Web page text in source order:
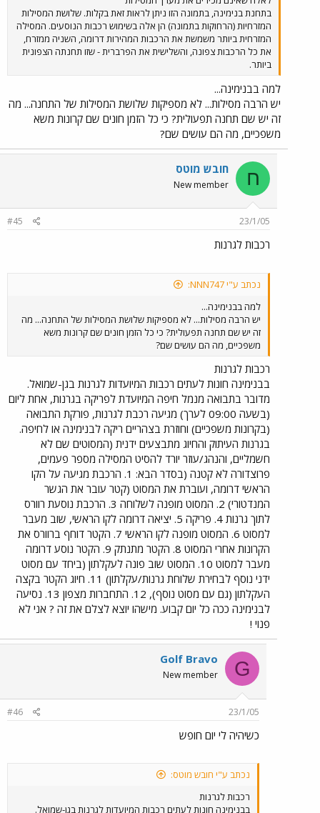
בתחנת בנימינה, בתמונה הזו ניתן לראות זאת בקלות. שלושת המסילות
המזרחיות (הרחוקות בתמונה) הן אלה בשימוש רכבות הנוסעים. המסילה
המזרחית ביותר משמשת את הרכבות המהירות דרומה, השניה ממזרח,
את כל הרכבות צפונה, והשלישית את הפרברית - שזו תחנתה הצפונית
ביותר.
למה בבנימינה...
יש הרבה מסילות... לא מספיקות שלושת המסילות של התחנה... מה
זה יש שם תחנה תפעולית? כי כל הזמן חונים שם קרונות משא
משפכיים, מה הם עושים שם?
ח חובש מוטס
New member
23/1/05
#45
רכבות לגרנות
נכתב ע"י NNN747:
למה בבנימינה...
יש הרבה מסילות... לא מספיקות שלושת המסילות של התחנה... מה
זה יש שם תחנה תפעולית? כי כל הזמן חונים שם קרונות משא
משפכיים, מה הם עושים שם?
רכבות לגרנות
בבנימינה חונות לעתים רכבות המיועדות לגרנות בגן-שמואל.
מדובר בתבואה מנמל חיפה המיועדת לפריקה בגרנות, אחת ליום
(בשעה 09:00 לערך) מגיעה רכבת לגרנות, פורקת התבואה
(בקרונות משפכיים) וחוזרת בצהריים ריקה לבנימינה או לחיפה.
בגרנות העיתוק והחיוג מתבצעים ידנית (המסוטים שם לא
חשמליים, והנהג/עוזר יורד להסיט המסילה מספר פעמים,
פרוצדורה לא קטנה (בסדר הבא: 1. הרכבת מגיעה על הקו
הראשי דרומה, ועוברת את המסוט (קטר עובר את הגשר
המנדטורי) 2. המסוט מופנה לשלוחה 3. הרכבת נוסעת רוורס
לתוך גרנות 4. פריקה 5. יציאה דרומה לקו הראשי, שוב מעבר
למסוט 6. המסוט מופנה לקו הראשי 7. הקטר דוחף ברוורס את
הקרונות אחרי המסוט 8. הקטר מתנתק 9. הקטר נוסע דרומה
מעבר למסוט 10. המסוט שוב פונה לעקלתון (ביחד עם מסוט
ידני נוסף לבחירת שלוחת גרנות/עקלתון) 11. חיוג הקטר בקצה
העקלתון (גם עם מסוט נוסף), 12. התחברות מצפון 13. נסיעה
לבנימינה ככה כל יום קבוע. מישהו יוצא לצלם את זה ? אני לא
פנוי !
G
Golf Bravo
New member
23/1/05
#46
כשיהיה לי יום חופש
נכתב ע"י חובש מוטס:
רכבות לגרנות
בבנימינה חונות לעתים רכבות המיועדות לגרנות בגן-שמואל.